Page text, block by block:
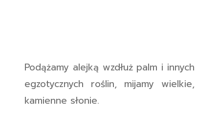
Podążamy alejką wzdłuż palm i innych
egzotycznych roślin, mijamy wielkie,
kamienne słonie.